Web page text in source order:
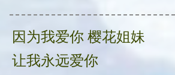
因为我爱你 樱花姐妹
让我永远爱你